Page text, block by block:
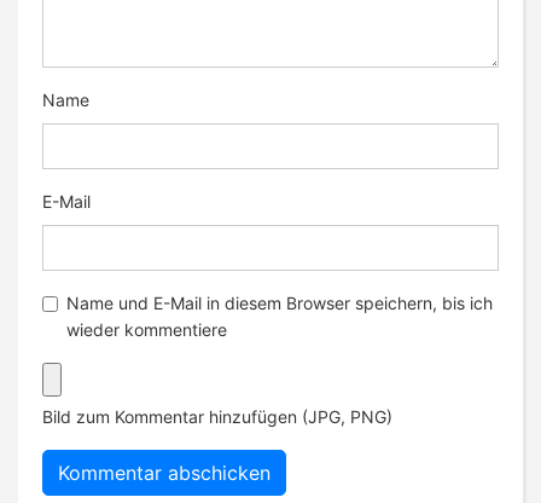
Name
E-Mail
Name und E-Mail in diesem Browser speichern, bis ich
wieder kommentiere
Bild zum Kommentar hinzufügen (JPG, PNG)